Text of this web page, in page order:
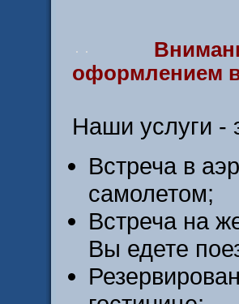
оформлением
Наши услуги -
Встреча в
самолетом;
Встреча на
Вы едете